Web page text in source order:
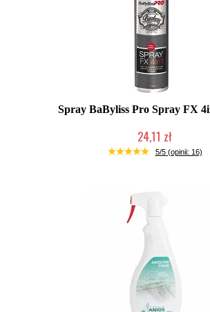
Spray BaByliss Pro Spray FX
24,11 zł
Duża ilość (wysyłka w 24h)
5/5 (opinii: 16)